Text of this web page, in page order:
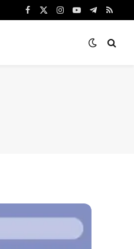
Facebook
X
Instagram
YouTube
Telegram
RSS